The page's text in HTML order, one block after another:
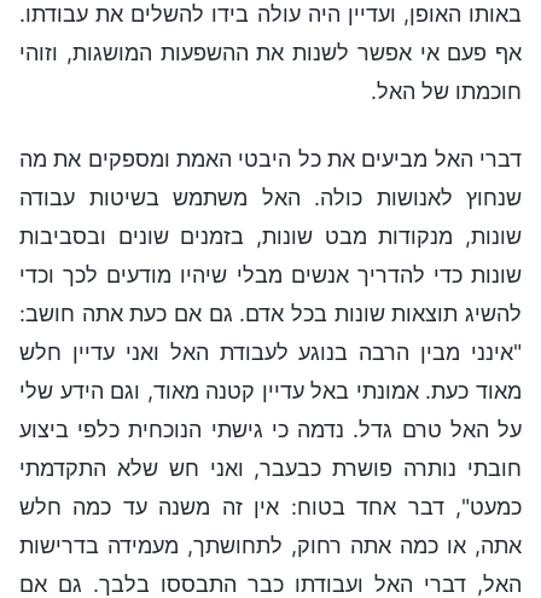
באותו האופן, ועדיין היה עולה בידו להשלים את עבודתו.
אף פעם אי אפשר לשנות את ההשפעות המושגות, וזוהי
חוכמתו של האל.
דברי האל מביעים את כל היבטי האמת ומספקים את מה
שנחוץ לאנושות כולה. האל משתמש בשיטות עבודה
שונות, מנקודות מבט שונות, בזמנים שונים ובסביבות
שונות כדי להדריך אנשים מבלי שיהיו מודעים לכך וכדי
להשיג תוצאות שונות בכל אדם. גם אם כעת אתה חושב:
"אינני מבין הרבה בנוגע לעבודת האל ואני עדיין חלש
מאוד כעת. אמונתי באל עדיין קטנה מאוד, וגם הידע שלי
על האל טרם גדל. נדמה כי גישתי הנוכחית כלפי ביצוע
חובתי נותרה פושרת כבעבר, ואני חש שלא התקדמתי
כמעט", דבר אחד בטוח: אין זה משנה עד כמה חלש
אתה, או כמה אתה רחוק, לתחושתך, מעמידה בדרישות
האל, דברי האל ועבודתו כבר התבססו בלבך. גם אם